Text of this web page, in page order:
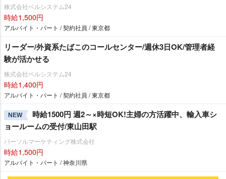
株式会社ベルシステム24
時給1,500円
アルバイト・パート / 契約社員 / 東京都
リーダー/外資系たばこのコールセンター/週休3日OK/管理者経
験が活かせる
株式会社ベルシステム24
時給1,400円
アルバイト・パート / 契約社員 / 東京都
NEW
時給1500円 週2～×時短OK!主婦の方活躍中、輸入車シ
ョールームの受付/東山田駅
パーソルマーケティング株式会社
時給1,500円
アルバイト・パート / 神奈川県